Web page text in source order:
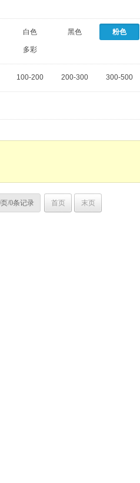
白色 黑色 粉色
多彩
100-200 200-300 300-500
/0条记录 首页 末页